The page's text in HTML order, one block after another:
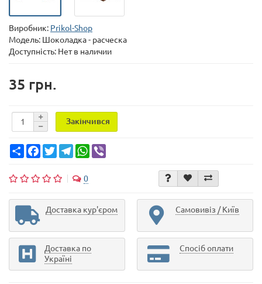
Виробник: Prikol-Shop
Модель: Шоколадка - расческа
Доступність: Нет в наличии
35 грн.
Закінчився
Share FacebookTwitterTelegramWhatsApp
0
Доставка кур'єром Самовивіз / Київ
Доставка по
Україні
Спосіб оплати